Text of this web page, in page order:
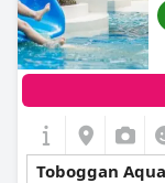
Toboggan